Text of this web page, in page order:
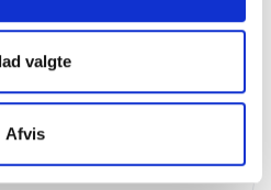
valgte
Afvis
foredrag.
Kolding Kommune